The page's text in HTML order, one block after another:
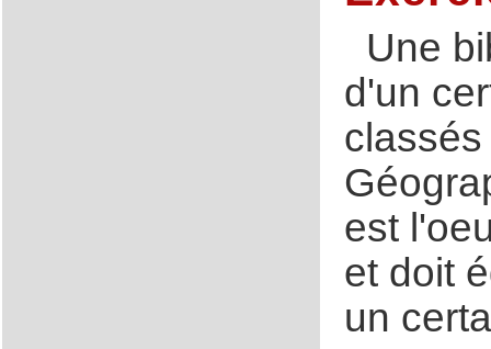
Une
d'un
est
et doit
un